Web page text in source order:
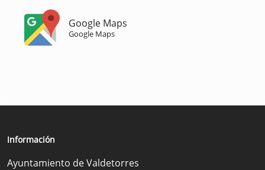
Google Maps
Google Maps
Información
Ayuntamiento de Valdetorres